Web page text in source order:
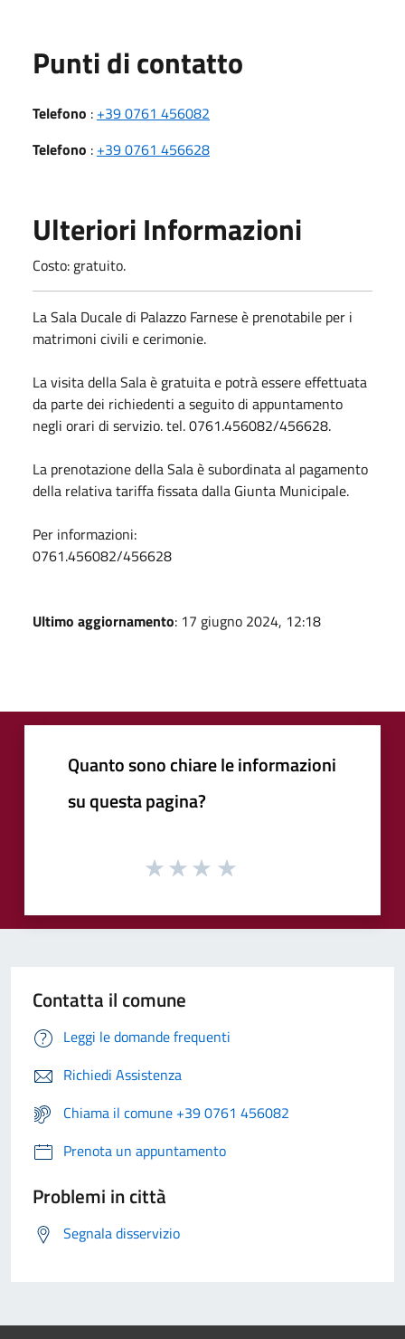
Punti di contatto
Telefono : +39 0761 456082
Telefono : +39 0761 456628
Ulteriori Informazioni
Costo: gratuito.
La Sala Ducale di Palazzo Farnese è prenotabile per i
matrimoni civili e cerimonie.
La visita della Sala è gratuita e potrà essere effettuata
da parte dei richiedenti a seguito di appuntamento
negli orari di servizio. tel. 0761.456082/456628.
La prenotazione della Sala è subordinata al pagamento
della relativa tariffa fissata dalla Giunta Municipale.
Per informazioni:
0761.456082/456628
Ultimo aggiornamento: 17 giugno 2024, 12:18
Quanto sono chiare le informazioni
su questa pagina?
Contatta il comune
Leggi le domande frequenti
Richiedi Assistenza
Chiama il comune +39 0761 456082
Prenota un appuntamento
Problemi in città
Segnala disservizio